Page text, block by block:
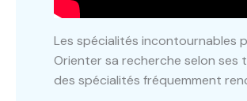
Les spécialités incontournables
Orienter sa recherche selon
des spécialités fréquemment